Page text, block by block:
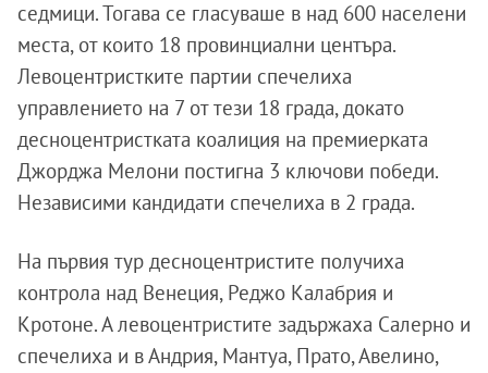
седмици. Тогава се гласуваше в над 600 населени
места, от които 18 провинциални центъра.
Левоцентристките партии спечелиха
управлението на 7 от тези 18 града, докато
десноцентристката коалиция на премиерката
Джорджа Мелони постигна 3 ключови победи.
Независими кандидати спечелиха в 2 града.
На първия тур десноцентристите получиха
контрола над Венеция, Реджо Калабрия и
Кротоне. А левоцентристите задържаха Салерно и
спечелиха и в Андрия, Мантуа, Прато, Авелино,